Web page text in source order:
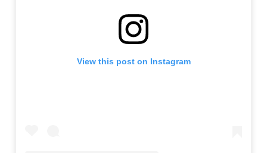
View this post on Instagram